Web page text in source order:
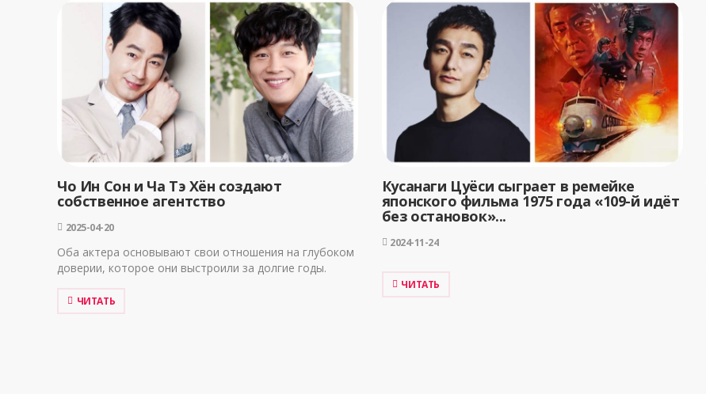
Чо Ин Сон и Ча Тэ Хён создают
собственное агентство
2025-04-20
Оба актера основывают свои отношения на глубоком
доверии, которое они выстроили за долгие годы.
ЧИТАТЬ
Кусанаги Цуёси сыграет в ремейке
японского фильма 1975 года «109-й идёт
без остановок»...
2024-11-24
ЧИТАТЬ